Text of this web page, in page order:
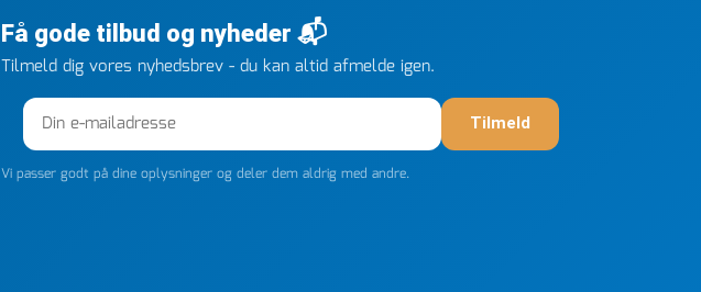
Få gode tilbud og nyheder 📬
Tilmeld dig vores nyhedsbrev - du kan altid afmelde igen.
Tilmeld
Vi passer godt på dine oplysninger og deler dem aldrig med andre.